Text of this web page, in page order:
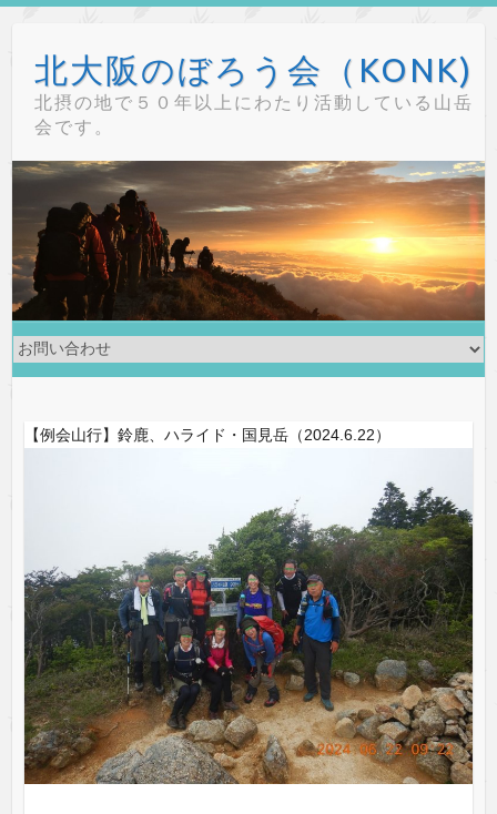
content北大阪のぼろう会（KONK)
北摂の地で５０年以上にわたり活動している山岳
会です。
【例会山行】鈴鹿、ハライド・国見岳（2024.6.22）